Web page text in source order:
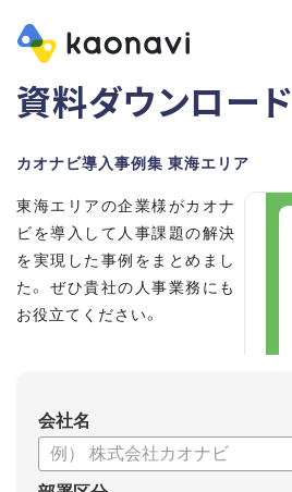
資料ダウンロード
カオナビ導入事例集 東海エリア
東海エリアの企業様がカオナ
ビを導入して人事課題の解決
を実現した事例をまとめまし
た。 ぜひ貴社の人事業務にも
お役立てください。
会社名